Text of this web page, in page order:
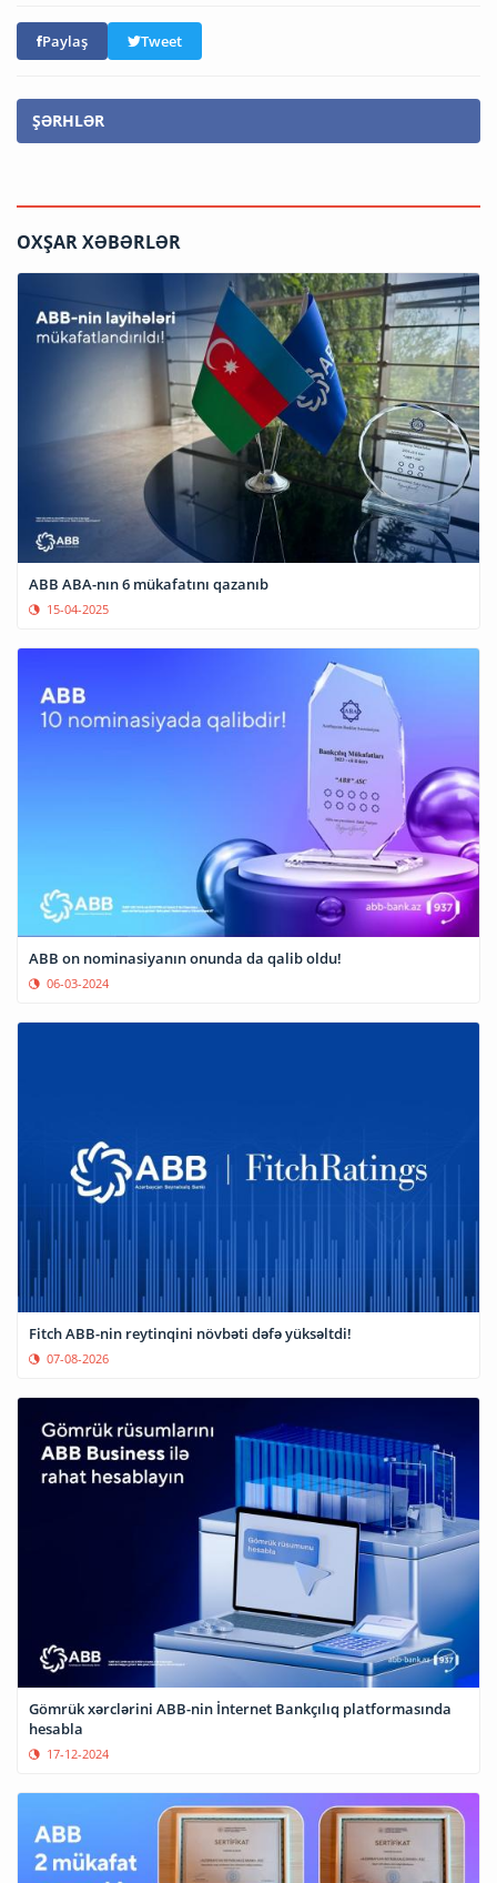
Paylaş Tweet
ŞƏRHLƏR
OXŞAR XƏBƏRLƏR
ABB ABA-nın 6 mükafatını qazanıb
15-04-2025
ABB on nominasiyanın onunda da qalib oldu!
06-03-2024
Fitch ABB-nin reytinqini növbəti dəfə yüksəltdi!
07-08-2026
Gömrük xərclərini ABB-nin İnternet Bankçılıq platformasında
hesabla
17-12-2024